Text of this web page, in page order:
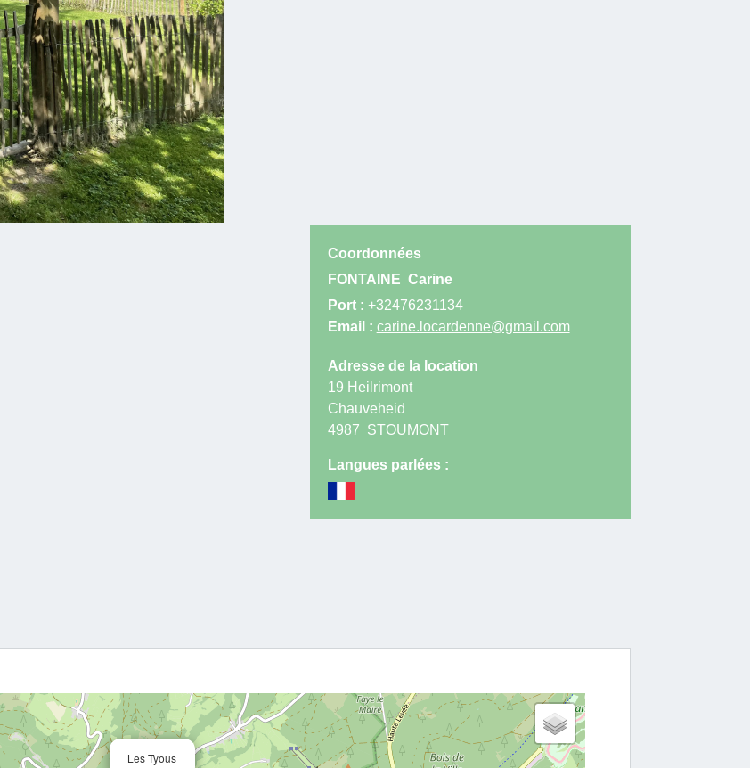
Coordonnées
FONTAINE Carine
Port : +32476231134
Email : carine.locardenne@gmail.com
Adresse de la location
19 Heilrimont
Chauveheid
4987 STOUMONT
Langues parlées :
Les Tyous